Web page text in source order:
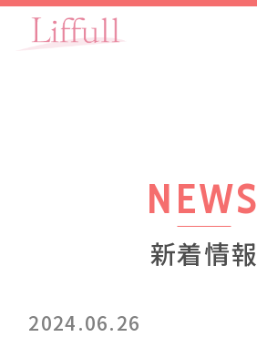
NEWS
新着情報
2024.06.26